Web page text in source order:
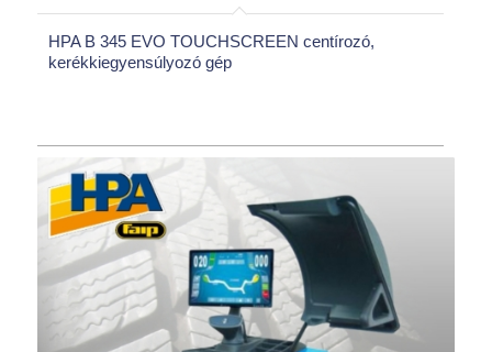
HPA B 345 EVO TOUCHSCREEN centírozó,
kerékkiegyensúlyozó gép